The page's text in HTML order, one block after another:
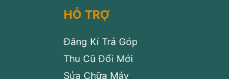
HỖ TRỢ
Đăng Kí Trả Góp
Thu Cũ Đổi Mới
Sửa Chữa Máy